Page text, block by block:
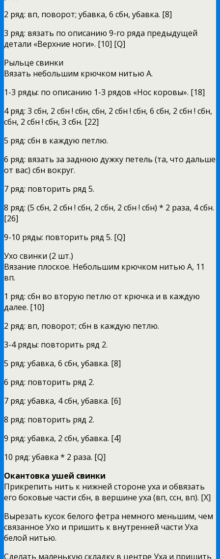
2 ряд: вп, поворот; убавка, 6 сбн, убавка. [8]
3 ряд: вязать по описанию 9-го ряда предыдущей
детали «Верхние ноги». [10] [Q]
Рыльце свинки
Вязать небольшим крючком нитью А.
1-3 ряды: по описанию 1-3 рядов «Нос коровы». [18]
4 ряд: 3 сбн, 2 сбн ! сбн, сбн, 2 сбн ! сбн, 6 сбн, 2 сбн ! сбн,
сбн, 2 сбн ! сбн, 3 сбн. [22]
5 ряд: сбн в каждую петлю.
6 ряд: вязать за заднюю дужку петель (та, что дальше
от вас) сбн вокруг.
7 ряд: повторить ряд 5.
8 ряд: (5 сбн, 2 сбн ! сбн, 2 сбн, 2 сбн ! сбн) * 2 раза, 4 сбн.
[26]
9-10 ряды: повторить ряд 5. [Q]
Ухо свинки (2 шт.)
Вязание плоское. Небольшим крючком нитью А, 11
вп.
1 ряд: сбн во вторую петлю от крючка и в каждую
далее. [10]
2 ряд: вп, поворот; сбн в каждую петлю.
3-4 ряды: повторить ряд 2.
5 ряд: убавка, 6 сбн, убавка. [8]
6 ряд: повторить ряд 2.
7 ряд: убавка, 4 сбн, убавка. [6]
8 ряд: повторить ряд 2.
9 ряд: убавка, 2 сбн, убавка. [4]
10 ряд: убавка * 2 раза. [Q]
Окантовка ушей свинки
Прикрепить нить к нижней стороне уха и обвязать
его боковые части сбн, в вершине уха (вп, ссн, вп). [Х]
Вырезать кусок белого фетра немного меньшим, чем
связанное Ухо и пришить к внутренней части Уха
белой нитью.
Сделать маленькую складку в центре Уха и пришить